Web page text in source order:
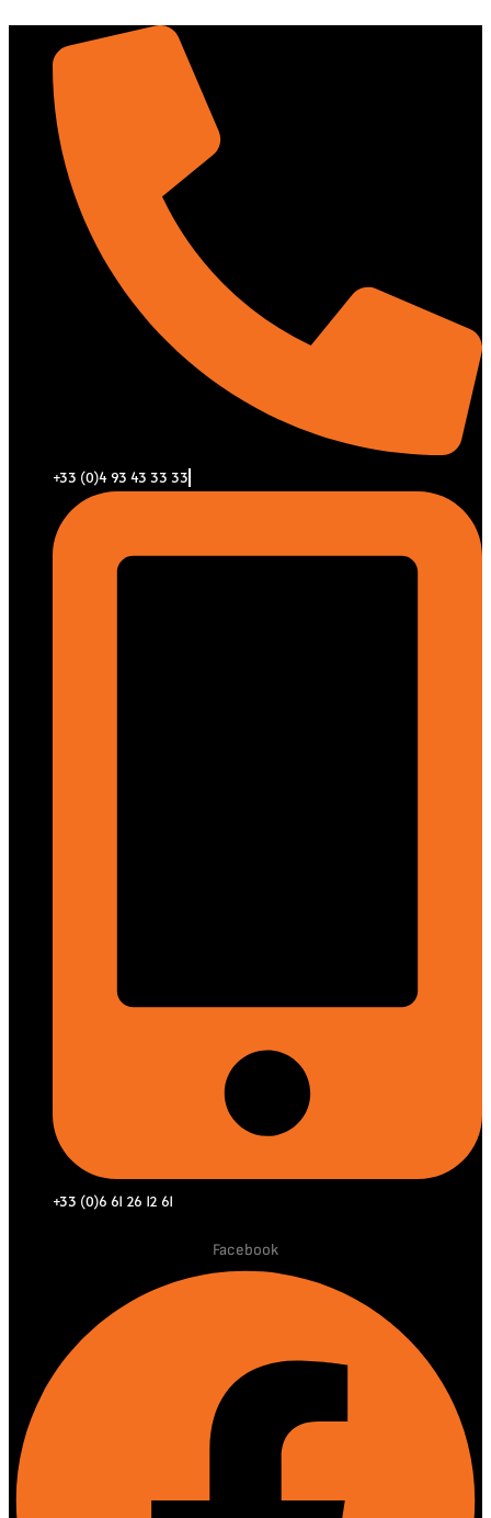
contenu
+33 (0)4 93 43 33 33
+33 (0)6 61 26 12 61
Facebook